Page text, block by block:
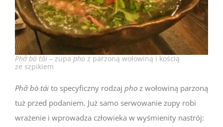
Phở bò tái – zupa pho z parzoną wołowiną i kością
ze szpikiem
Phở bò tái to specyficzny rodzaj pho z wołowiną parzoną
tuż przed podaniem. Już samo serwowanie zupy robi
wrażenie i wprowadza człowieka w wyśmienity nastrój: